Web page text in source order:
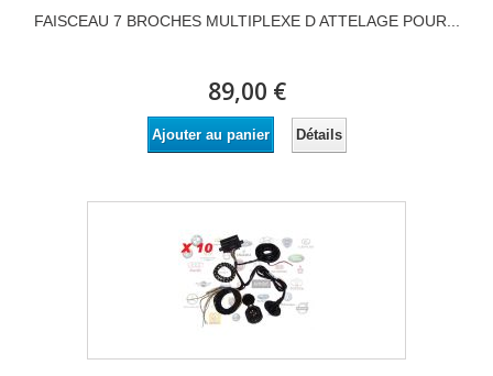
FAISCEAU 7 BROCHES MULTIPLEXE D ATTELAGE POUR...
89,00 €
Ajouter au panier Détails